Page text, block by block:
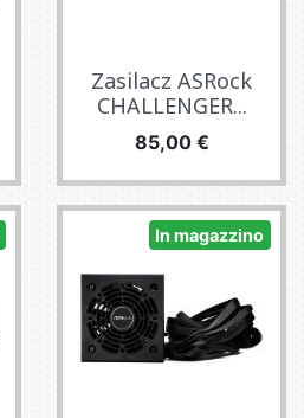
Zasilacz ASRock
CHALLENGER...
Prezzo
85,00 €
In magazzino